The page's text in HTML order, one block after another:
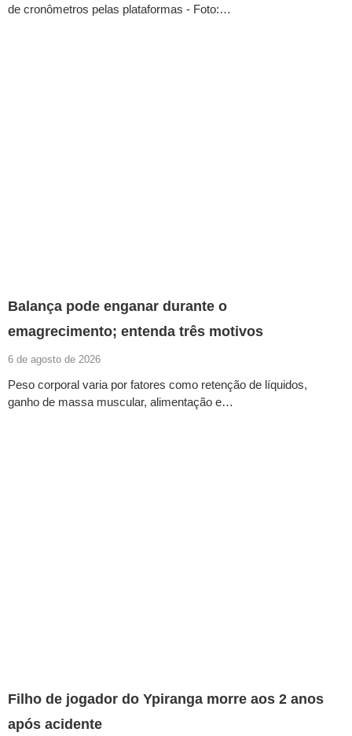
de cronômetros pelas plataformas - Foto:…
Balança pode enganar durante o
emagrecimento; entenda três motivos
6 de agosto de 2026
Peso corporal varia por fatores como retenção de líquidos,
ganho de massa muscular, alimentação e…
Filho de jogador do Ypiranga morre aos 2 anos
após acidente